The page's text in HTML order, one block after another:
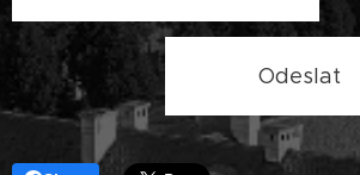
Odeslat